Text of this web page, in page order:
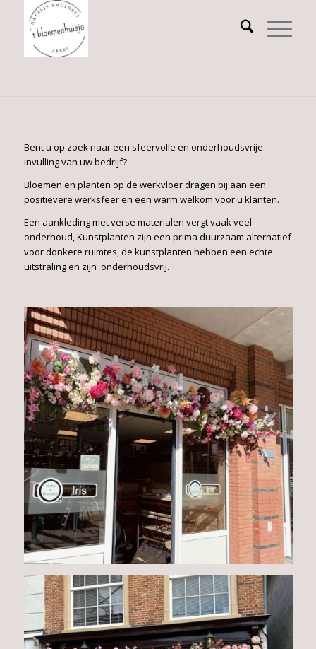
Bent u op zoek naar een sfeervolle en onderhoudsvrije
invulling van uw bedrijf?
Bloemen en planten op de werkvloer dragen bij aan een
positievere werksfeer en een warm welkom voor u klanten.
Een aankleding met verse materialen vergt vaak veel
onderhoud, Kunstplanten zijn een prima duurzaam alternatief
voor donkere ruimtes, de kunstplanten hebben een echte
uitstraling en zijn onderhoudsvrij.